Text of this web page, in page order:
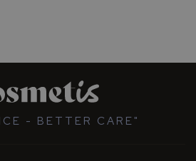
- BETTER CARE"